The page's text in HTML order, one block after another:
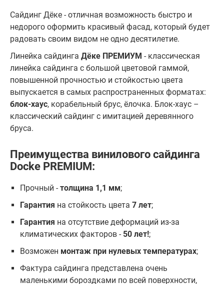
Сайдинг Дёке - отличная возможность быстро и
недорого оформить красивый фасад, который будет
радовать своим видом не одно десятилетие.
Линейка сайдинга Дёке ПРЕМИУМ - классическая
линейка сайдинга с большой цветовой гаммой,
повышенной прочностью и стойкостью цвета
выпускается в самых распространенных форматах:
блок-хаус, корабельный брус, ёлочка. Блок-хаус –
классический сайдинг с имитацией деревянного
бруса.
Преимущества винилового сайдинга
Docke PREMIUM:
Прочный -толщина 1,1 мм;
Гарантия на стойкость цвета7 лет;
Гарантия на отсутствие деформаций из-за
климатических факторов - 50 лет!;
Возможен монтаж при нулевых температурах;
Фактура сайдинга представлена очень
маленькими бороздками по всей поверхности,